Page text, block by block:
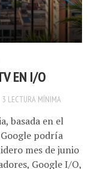
EN I/O
3 LECTURA MÍNIMA
basada en el
podría
mes de junio
Google I/O,